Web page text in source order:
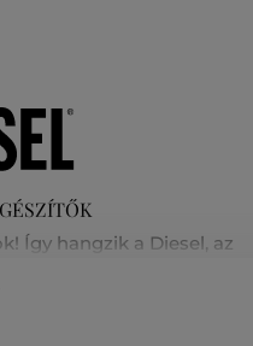
Így hangzik a Diesel, az
található kisváros szerény